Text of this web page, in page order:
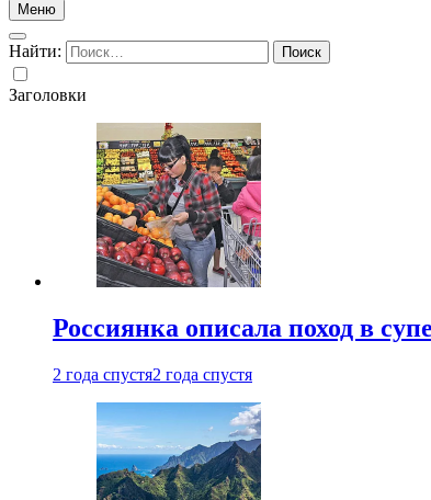
Меню
Найти:
Заголовки
Россиянка описала поход в
2 года спустя2 года спустя